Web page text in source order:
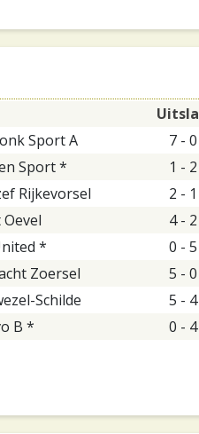
Sport A 7 - 0
Sport * 1 - 2
Rijkevorsel 2 - 1
4 - 2
* 0 - 5
Zoersel 5 - 0
Schilde 5 - 4
B * 0 - 4